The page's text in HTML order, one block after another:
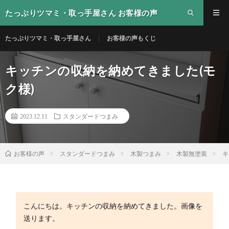
たっぷりツマミ・取っ手屋さん お客様の声
たっぷりツマミ・取っ手屋さん お客様の声もくじ
キッチンの収納を納めてきました(モ
ク様)
2023.12.11 スタンダードつまみ
お客様の声 スタンダードつまみ 木製つまみ 木製無塗装
こんにちは。キッチンの収納を納めてきました。画像を
送ります。